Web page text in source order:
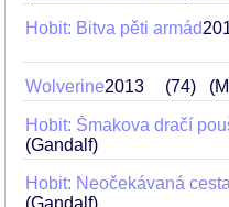
Hobit: Bitva pěti armád
Wolverine2013 74
Hobit: Šmakova dračí
(Gandalf)
Hobit: Neočekávaná cesta
(Gandalf)